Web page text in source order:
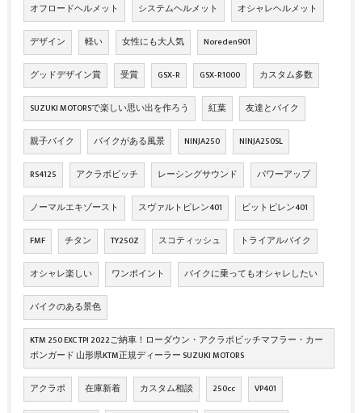
オフロードヘルメット システムヘルメット オシャレヘルメット
デザイン 軽い 女性にも大人気 Noreden901
グッドデザイン賞 受賞 GSX‐R GSX‐R1000 カスタム多数
SUZUKI MOTORSで楽しい思い出を作ろう 紅葉 友達とバイク
親子バイク バイクがある風景 NINJA250 NINJA250SL
RS4125 アクラボビッチ レーシングサウンド パワーアップ
ノーマルエキゾースト スヴァルトピレン401 ビットピレン401
FMF チタン TY250Z スコティッシュ トライアルバイク
オシャレ楽しい ワンポイント バイクに乗ってもオシャレしたい
バイクのある景色
KTM 250 EXC TPI 2022ご納車！ローダウン・アクラポビッチマフラー・カー
ボンガード 山形県KTM正規ディーラー SUZUKI MOTORS
アクラポ 在庫新着 カスタム相談 250cc VP401